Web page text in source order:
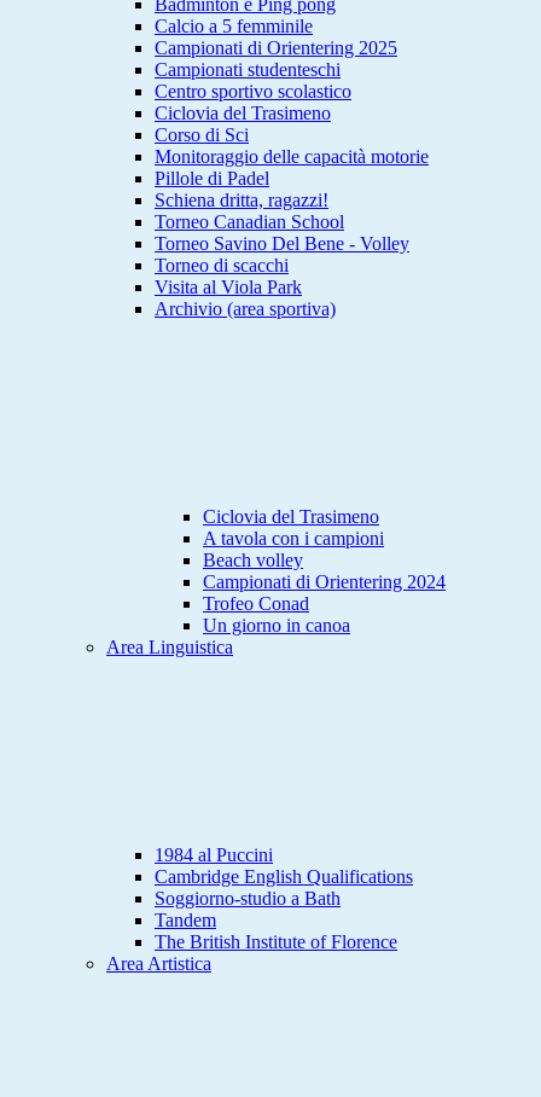
Badminton e Ping pong
Calcio a 5 femminile
Campionati di Orientering 2025
Campionati studenteschi
Centro sportivo scolastico
Ciclovia del Trasimeno
Corso di Sci
Monitoraggio delle capacità motorie
Pillole di Padel
Schiena dritta, ragazzi!
Torneo Canadian School
Torneo Savino Del Bene - Volley
Torneo di scacchi
Visita al Viola Park
Archivio (area sportiva)
Ciclovia del Trasimeno
A tavola con i campioni
Beach volley
Campionati di Orientering 2024
Trofeo Conad
Un giorno in canoa
Area Linguistica
1984 al Puccini
Cambridge English Qualifications
Soggiorno-studio a Bath
Tandem
The British Institute of Florence
Area Artistica